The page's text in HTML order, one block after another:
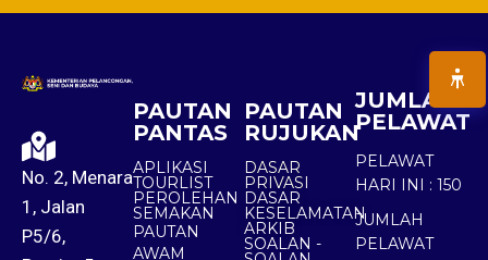
No. 2, Menara
1, Jalan
P5/6,
PAUTAN
PANTAS
APLIKASI
TOURLIST
PEROLEHAN
SEMAKAN
PAUTAN
AWAM
PAUTAN
RUJUKAN
DASAR
PRIVASI
DASAR
KESELAMATAN
ARKIB
SOALAN -
JUMLAH
PELAWAT
PELAWAT
HARI INI : 150
JUMLAH
PELAWAT